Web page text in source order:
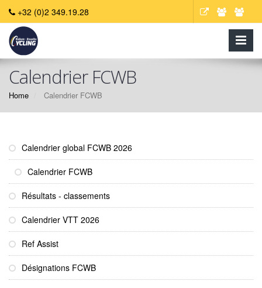
+32 (0)2 349.19.28
Calendrier FCWB
Home Calendrier FCWB
Calendrier global FCWB 2026
Calendrier FCWB
Résultats - classements
Calendrier VTT 2026
Ref Assist
Désignations FCWB